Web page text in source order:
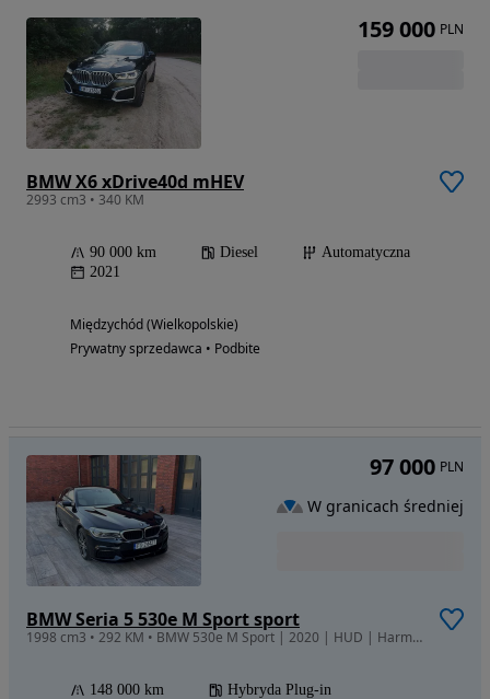
BMW X6 xDrive40d mHEV
2993 cm3 • 340 KM
90 000 km Diesel
Automatyczna
2021
Międzychód (Wielkopolskie)
Prywatny sprzedawca • Podbite
159 000 PLN
BMW Seria 5 530e M Sport sport
1998 cm3 • 292 KM • BMW 530e M Sport | 2020 | HUD | Harman Kardon | 360° | Panorama | CarP
148 000 km
Hybryda Plug-in
97 000 PLN
W granicach średniej